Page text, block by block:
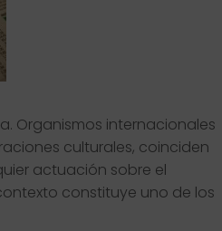
Organismos internacionales
culturales, coinciden
actuación sobre el
constituye uno de los